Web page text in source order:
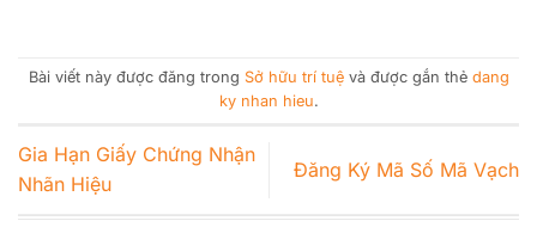
Bài viết này được đăng trong Sở hữu trí tuệvà được gắn thẻ dang
ky nhan hieu.
Gia Hạn Giấy Chứng Nhận
Nhãn Hiệu
Đăng Ký Mã Số Mã Vạch